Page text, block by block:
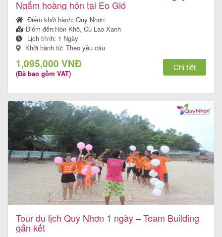
Ngắm hoàng hôn tại Eo Gió
Điểm khởi hành:Quy Nhơn
Điểm đến:Hòn Khô, Cù Lao Xanh
Lịch trình: 1 Ngày
Khởi hành từ: Theo yêu cầu
1,095,000 VNĐ
(Đã bao gồm VAT)
Chi tiết
Tour du lịch Quy Nhơn 1 ngày – Team Building
gắn kết